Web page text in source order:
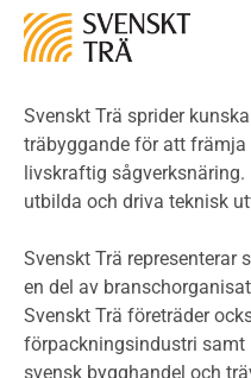
Miljöeffekter
LCA
Miljödeklarationer
Termer och
Planering
Klimatkalkylator
Projektering av
Byggsystem
Fasadsystem i
Svenskt Trä sprider
träbyggande för att
livskraftig
utbilda och driva teknisk
Svenskt Trä representerar
en del av
Svenskt Trä företräder
förpackningsindustri samt
svensk bygghandel och